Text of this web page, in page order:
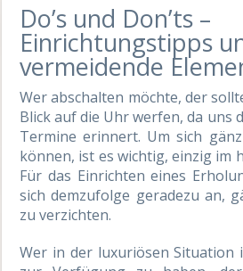
Do’s und Don’ts –
Einrichtungstipps
vermeidende
Wer abschalten möchte, der
Blick auf die Uhr werfen, da uns
Termine erinnert. Um sich
können, ist es wichtig, einzig im
Für das Einrichten eines
sich demzufolge geradezu an,
zu verzichten.
Wer in der luxuriösen Situation